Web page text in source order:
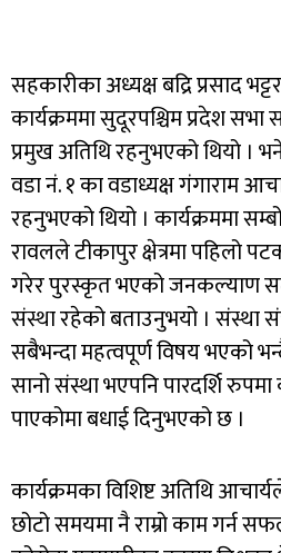
सहकारीका अध्यक्ष बद्रि प्रसाद
कार्यक्रममा सुदूरपश्चिम प्रदेश
प्रमुख अतिथि रहनुभएको थियो ।
वडा नं. १ का वडाध्यक्ष गंगाराम
रहनुभएको थियो । कार्यक्रममा
रावलले टीकापुर क्षेत्रमा पहिलो
गरेर पुरस्कृत भएको जनकल्याण
संस्था रहेको बताउनुभयो । संस्था
सबैभन्दा महत्वपूर्ण विषय भएको
सानो संस्था भएपनि पारदर्शि
पाएकोमा बधाई दिनुभएको छ ।
कार्यक्रमका विशिष्ट अतिथि
छोटो समयमा नै राम्रो काम गर्न